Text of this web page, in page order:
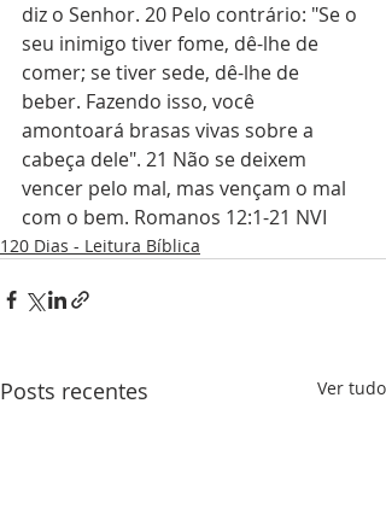
diz o Senhor. 20 Pelo contrário: "Se o
seu inimigo tiver fome, dê-lhe de
comer; se tiver sede, dê-lhe de
beber. Fazendo isso, você
amontoará brasas vivas sobre a
cabeça dele". 21 Não se deixem
vencer pelo mal, mas vençam o mal
com o bem. Romanos 12:1-21 NVI
120 Dias - Leitura Bíblica
Posts recentes Ver tudo